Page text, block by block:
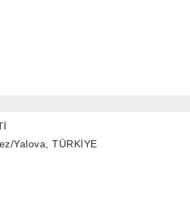
Yalova, TÜRKİYE